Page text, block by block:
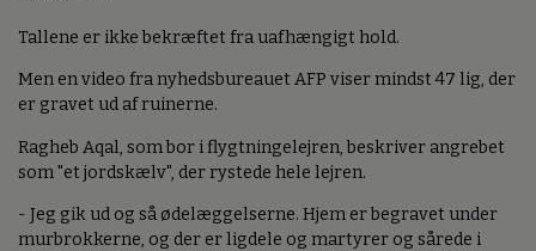
Tallene er ikke bekræftet fra uafhængigt hold.
Men en video fra nyhedsbureauet AFP viser mindst 47 lig, der
er gravet ud af ruinerne.
Ragheb Aqal, som bor i flygtningelejren, beskriver angrebet
som "et jordskælv", der rystede hele lejren.
- Jeg gik ud og så ødelæggelserne. Hjem er begravet under
murbrokkerne, og der er ligdele og martyrer og sårede i